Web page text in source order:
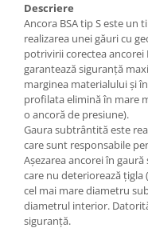
Descriere
Ancora BSA tip S este un
realizarea unei găuri cu
potrivirii corectea ancorei
garantează siguranță
marginea materialului și
profilata elimină în mare
o ancoră de presiune).
Gaura subtrântită este
care sunt responsabile
Așezarea ancorei în
care nu deteriorează țigla
cel mai mare diametru
diametrul interior.
siguranță.